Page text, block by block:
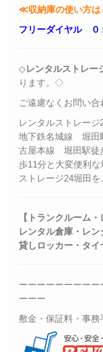
≪収納庫の使い方
フリーダイヤル ０
◇ レンタルストレー
ります。◇
ご遠慮なくお問い合
レンタルストレージ
地下鉄名城線 堀田
古屋本線 堀田駅徒
歩11分と大変便利
ストレージ24堀田を
【トランクルーム
レンタル倉庫・レ
貸しロッカー・ タイ
ーーーーーーーー
ーーー
敷金・保証料・事務